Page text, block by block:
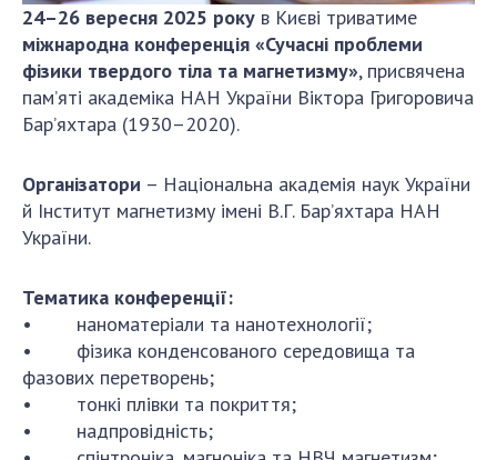
Сесії Загальних зборів НАН України
Річні звіти НАН України
Річні фінансові звіти НАН України
Наукові публікації та видавнича діяльність
Охорона прав інтелектуальної власності та
Наукові об'єкти, що становлять національне
надбання
Оцінювання ефективності діяльності
наукових установ
Конкурси наукових досліджень НАН України
Відкрита наука в НАН України
Підготовка наукових кадрів
24–26 вересня 2025 року в Києві триватиме
міжнародна конференція «Сучасні проблеми
фізики твердого тіла та магнетизму», присвячена
пам’яті академіка НАН України Віктора Григоровича
Бар’яхтара (1930–2020).
Організатори – Національна академія наук України
й Інститут магнетизму імені В.Г. Бар’яхтара НАН
України.
Тематика конференції:
• наноматеріали та нанотехнології;
• фізика конденсованого середовища та
фазових перетворень;
• тонкі плівки та покриття;
• надпровідність;